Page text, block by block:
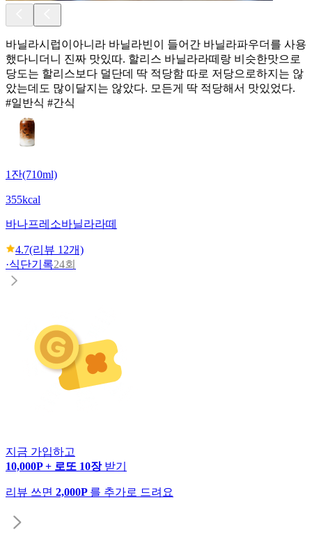
바닐라시럽이아니라 바닐라빈이 들어간 바닐라파우더를 사용
했다니더니 진짜 맛있따. 할리스 바닐라라떼랑 비슷한맛으로
당도는 할리스보다 덜단데 딱 적당함 따로 저당으로하지는 않
았는데도 많이달지는 않았다. 모든게 딱 적당해서 맛있었다.
#일반식 #간식
1잔(710ml)
355kcal
바나프레소바닐라라떼
4.7(리뷰 12개)
·식단기록24회
지금 가입하고
10,000P + 로또 10장 받기
리뷰 쓰면 2,000P 를 추가로 드려요